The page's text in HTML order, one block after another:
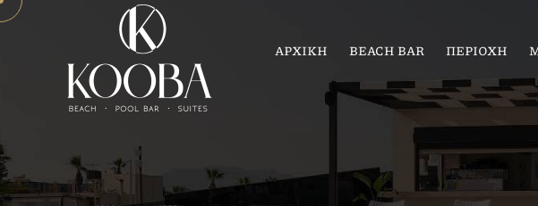
ΑΡΧΙΚΗ BEACH BAR ΠΕΡΙΟΧΗ